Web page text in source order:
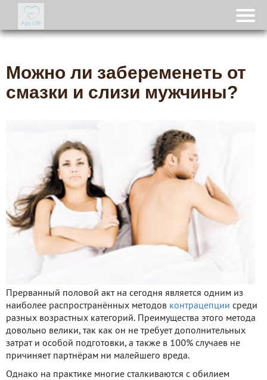
Можно ли забеременеть от
смазки и слизи мужчины?
Прерванный половой акт на сегодня является одним из
наиболее распространённых методов контрацепции среди
разных возрастных категорий. Преимущества этого метода
довольно велики, так как он не требует дополнительных
затрат и особой подготовки, а также в 100% случаев не
причиняет партнёрам ни малейшего вреда.
Однако на практике многие сталкиваются с обилием